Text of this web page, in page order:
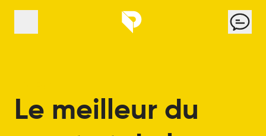
Le meilleur du
Panneau de gestion des cookies